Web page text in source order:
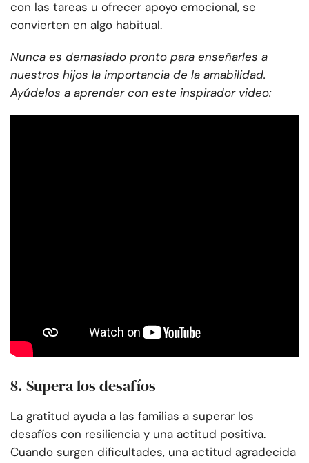
con las tareas u ofrecer apoyo emocional, se
convierten en algo habitual.
Nunca es demasiado pronto para enseñarles a
nuestros hijos la importancia de la amabilidad.
Ayúdelos a aprender con este inspirador video:
8. Supera los desafíos
La gratitud ayuda a las familias a superar los
desafíos con resiliencia y una actitud positiva.
Cuando surgen dificultades, una actitud agradecida